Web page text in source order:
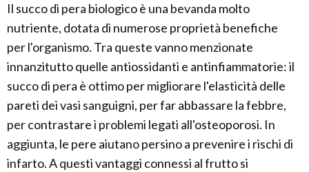
Il succo di pera biologico è una bevanda molto
nutriente, dotata di numerose proprietà benefiche
per l'organismo. Tra queste vanno menzionate
innanzitutto quelle antiossidanti e antinfiammatorie: il
succo di pera è ottimo per migliorare l'elasticità delle
pareti dei vasi sanguigni, per far abbassare la febbre,
per contrastare i problemi legati all'osteoporosi. In
aggiunta, le pere aiutano persino a prevenire i rischi di
infarto. A questi vantaggi connessi al frutto si